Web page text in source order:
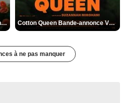
Des Fleurs pour Tokyo Bande-annonce VO STFR Cotton Queen Bande-annonce VO STFR
à ne pas manquer